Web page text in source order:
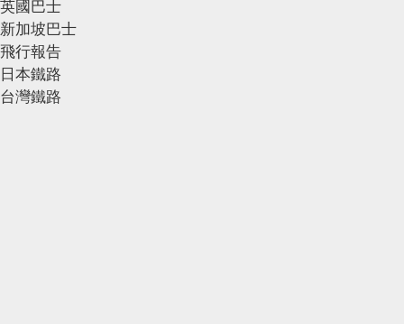
英國巴士
新加坡巴士
飛行報告
日本鐵路
台灣鐵路